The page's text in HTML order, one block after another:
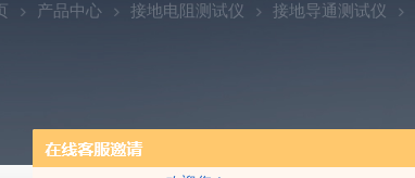
产品中心 接地电阻测试仪 接地导通测试仪